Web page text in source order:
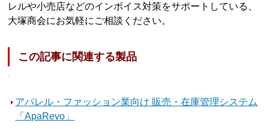
レルや小売店などのインボイス対策をサポートしている、
大塚商会にお気軽にご相談ください。
この記事に関連する製品
アパレル・ファッション業向け 販売・在庫管理システム
「ApaRevo」